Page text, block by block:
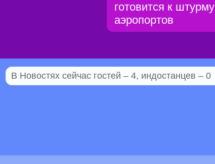
готовится к штурму
аэропортов
В Новостях сейчас гостей – 4, индостанцев – 0